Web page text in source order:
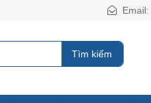
Email:
Tìm kiếm